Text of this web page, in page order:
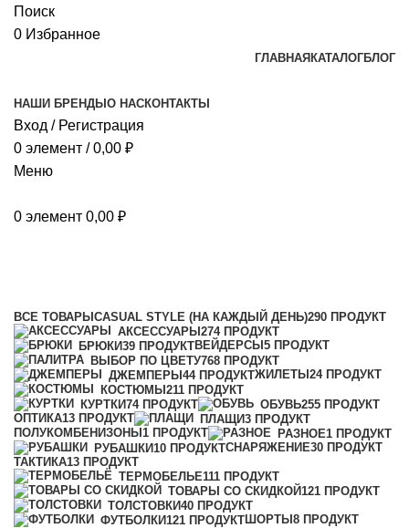
Поиск
0 Избранное
ГЛАВНАЯ КАТАЛОГБЛОГ
НАШИ БРЕНДЫ О НАСКОНТАКТЫ
Вход / Регистрация
0 элемент / 0,00 ₽
Меню
0 элемент 0,00 ₽
ВСЕ ТОВАРЫ CASUAL STYLE (НА КАЖДЫЙ ДЕНЬ)290 ПРОДУКТ
АКСЕССУАРЫ274 ПРОДУКТ
БРЮКИ39 ПРОДУКТВЕЙДЕРСЫ 5 ПРОДУКТ
ВЫБОР ПО ЦВЕТУ768 ПРОДУКТ
ДЖЕМПЕРЫ44 ПРОДУКТЖИЛЕТЫ 24 ПРОДУКТ
КОСТЮМЫ211 ПРОДУКТ
КУРТКИ74 ПРОДУКТ ОБУВЬ255 ПРОДУКТ
ОПТИКА13 ПРОДУКТ ПЛАЩИ3 ПРОДУКТ
ПОЛУКОМБЕНИЗОНЫ 1 ПРОДУКТ РАЗНОЕ1 ПРОДУКТ
РУБАШКИ10 ПРОДУКТСНАРЯЖЕНИЕ30 ПРОДУКТ
ТАКТИКА13 ПРОДУКТ
ТЕРМОБЕЛЬЕ111 ПРОДУКТ
ТОВАРЫ СО СКИДКОЙ121 ПРОДУКТ
ТОЛСТОВКИ40 ПРОДУКТ
ФУТБОЛКИ121 ПРОДУКТШОРТЫ 8 ПРОДУКТ